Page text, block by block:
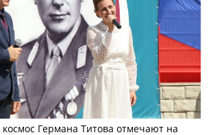
космос Германа Титова отмечают на